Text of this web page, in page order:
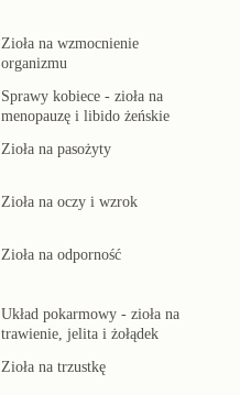
Zioła na wzmocnienie
organizmu
Sprawy kobiece - zioła na
menopauzę i libido żeńskie
Zioła na pasożyty
Zioła na oczy i wzrok
Zioła na odporność
Układ pokarmowy - zioła na
trawienie, jelita i żołądek
Zioła na trzustkę